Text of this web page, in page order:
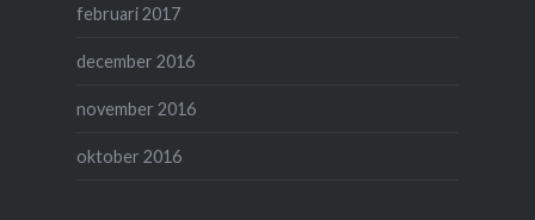
februari 2017
december 2016
november 2016
oktober 2016